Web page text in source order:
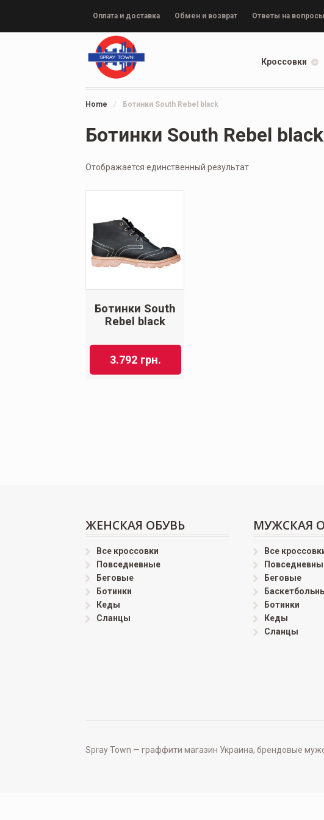
Оплата и доставка Обмен и возврат Ответы на вопросы
Кроссовки
Home / Ботинки South Rebel black
Ботинки South Rebel black
Отображается единственный результат
Ботинки South
Rebel black
3.792 грн.
ЖЕНСКАЯ ОБУВЬ
Все кроссовки
Повседневные
Беговые
Ботинки
Кеды
Сланцы
МУЖСКАЯ
Все
Беговые
Ботинки
Кеды
Сланцы
Spray Town — граффити магазин Украина, брендовые